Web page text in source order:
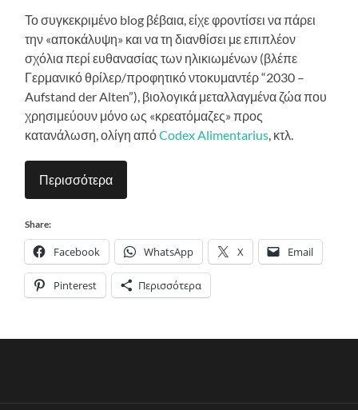
Το συγκεκριμένο blog βέβαια, είχε φροντίσει να πάρει
την «αποκάλυψη» και να τη διανθίσει με επιπλέον
σχόλια περί ευθανασίας των ηλικιωμένων (βλέπε
Γερμανικό θρίλερ/προφητικό ντοκυμαντέρ “2030 –
Aufstand der Alten”), βιολογικά μεταλλαγμένα ζώα που
χρησιμεύουν μόνο ως «κρεατόμαζες» προς
κατανάλωση, ολίγη απόCodex Alimentarius, κτλ.
Περισσότερα
Share:
Facebook WhatsApp X Email
Pinterest Περισσότερα